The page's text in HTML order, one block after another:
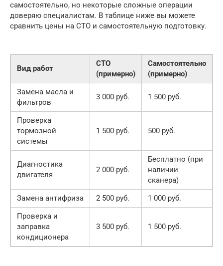
самостоятельно, но некоторые сложные операции
доверяю специалистам. В таблице ниже вы можете
сравнить цены на СТО и самостоятельную подготовку.
Вид работ
СТО
(примерно)
Самостоятельно
(примерно)
Замена масла и
фильтров
3 000 руб. 1 500 руб.
Проверка
тормозной
системы
1 500 руб. 500 руб.
Диагностика
двигателя
2 000 руб.
Бесплатно (при
наличии
сканера)
Замена антифриза
2 500 руб.
1 000 руб.
Проверка и
заправка
кондиционера
3 500 руб. 1 500 руб.